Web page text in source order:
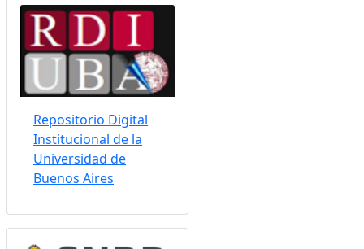
Repositorio Digital
Institucional de la
Universidad de
Buenos Aires